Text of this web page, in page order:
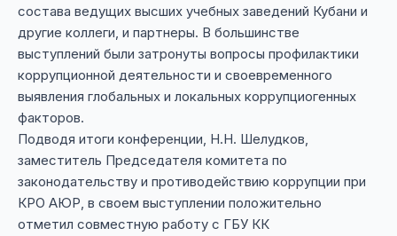
состава ведущих высших учебных заведений Кубани и
другие коллеги, и партнеры. В большинстве
выступлений были затронуты вопросы профилактики
коррупционной деятельности и своевременного
выявления глобальных и локальных коррупциогенных
факторов.
Подводя итоги конференции, Н.Н. Шелудков,
заместитель Председателя комитета по
законодательству и противодействию коррупции при
КРО АЮР, в своем выступлении положительно
отметил совместную работу с ГБУ КК